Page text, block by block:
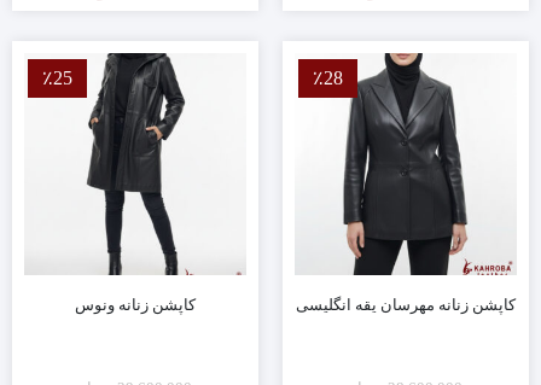
٪28
کاپشن زنانه مهرسان یقه انگلیسی
٪25
کاپشن زنانه ونوس